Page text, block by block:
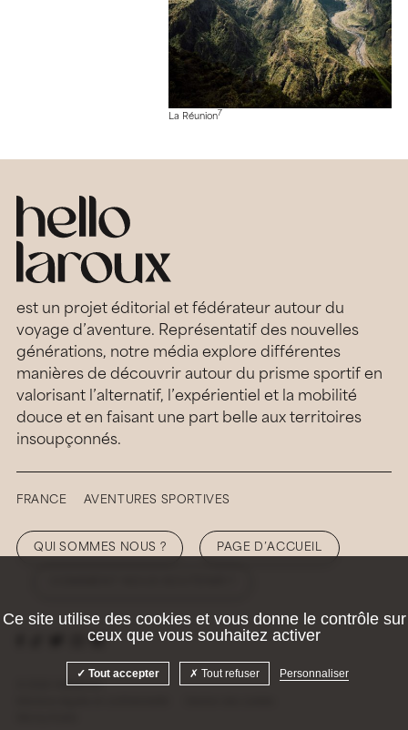
La Réunion7
est un projet éditorial et fédérateur autour du
voyage d’aventure. Représentatif des nouvelles
générations, notre média explore différentes
manières de découvrir autour du prisme sportif en
valorisant l’alternatif, l’expérientiel et la mobilité
douce et en faisant une part belle aux territoires
insoupçonnés.
FRANCE AVENTURES SPORTIVES
QUI SOMMES NOUS ? PAGE D’ACCUEIL
© 2026 Hellolaroux
Ce site utilise des cookies et vous donne le contrôle sur
ceux que vous souhaitez activer
Tout accepter Tout refuser Personnaliser